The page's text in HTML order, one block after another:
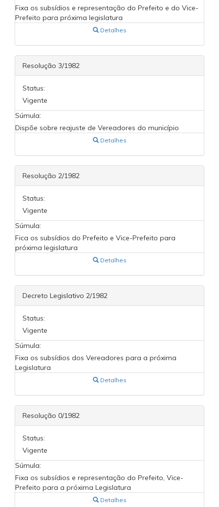
Fixa os subsídios e representação do Prefeito e do Vice-
Prefeito para próxima legislatura
Detalhes
Resolução 3/1982
Status:
Vigente
Súmula:
Dispõe sobre reajuste de Vereadores do município
Detalhes
Resolução 2/1982
Status:
Vigente
Súmula:
Fica os subsídios do Prefeito e Vice-Prefeito para
próxima legislatura
Detalhes
Decreto Legislativo 2/1982
Status:
Vigente
Súmula:
Fixa os subsídios dos Vereadores para a próxima
Legislatura
Detalhes
Resolução 0/1982
Status:
Vigente
Súmula:
Fixa os subsídios e representação do Prefeito, Vice-
Prefeito para a próxima Legislatura
Detalhes